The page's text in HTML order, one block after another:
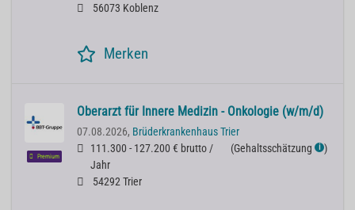
56073 Koblenz
Merken
Premium
Oberarzt für Innere Medizin - Onkologie (w/m/d)
07.08.2026, Brüderkrankenhaus Trier
111.300 - 127.200 € brutto /
Jahr
(Gehaltsschätzung ℹ )
54292 Trier